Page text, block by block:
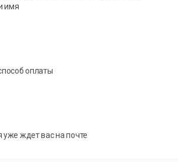
имя
оплаты
ждет вас на почте